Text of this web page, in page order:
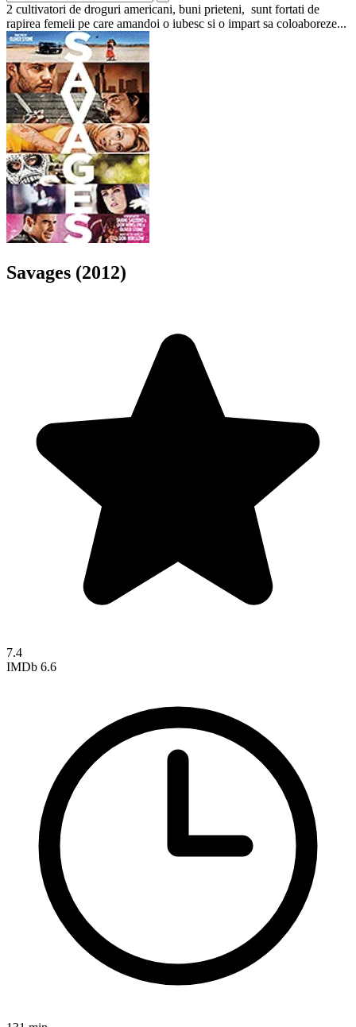
2 cultivatori de droguri americani, buni prieteni, sunt fortati de
rapirea femeii pe care amandoi o iubesc si o impart sa coloaboreze...
Savages (2012)
7.4
IMDb 6.6